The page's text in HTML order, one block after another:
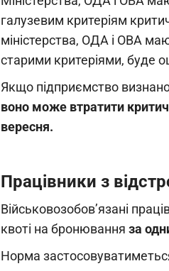
галузевим критеріям
міністерства, ОДА і ОВА
старими критеріями, буде
Якщо підприємство
воно може втратити
вересня.
Працівники з
Військовозобов’язані
квоті на бронювання за
Норма